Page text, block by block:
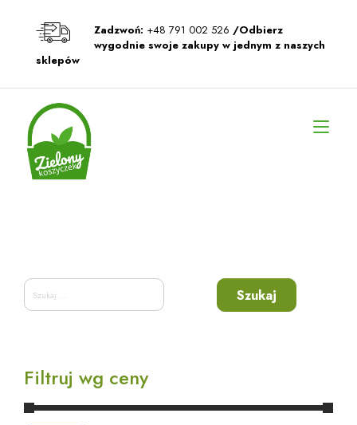
Zadzwoń: +48 791 002 526 /Odbierz
wygodnie swoje zakupy w jednym z naszych
sklepów
Szukaj:
Filtruj wg ceny